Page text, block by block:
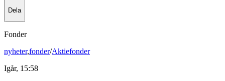
Dela
Fonder
nyheter,fonder/Aktiefonder
Igår, 15:58